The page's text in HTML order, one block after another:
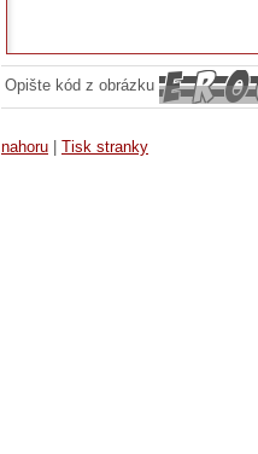
Opište kód z obrázku
nahoru Tisk stranky